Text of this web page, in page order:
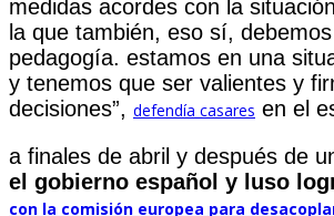
medidas acordes con la
la que también, eso sí,
pedagogía. estamos en una
y tenemos que ser valientes y
decisiones”, defendía casares en el
a finales de abril y después de
el gobierno español y luso
con la comisión europea para